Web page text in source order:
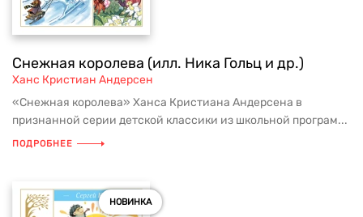
Снежная королева (илл. Ника Гольц и др.)
Ханс Кристиан Андерсен
«Снежная королева» Ханса Кристиана Андерсена в
признанной серии детской классики из школьной програм...
ПОДРОБНЕЕ
НОВИНКА